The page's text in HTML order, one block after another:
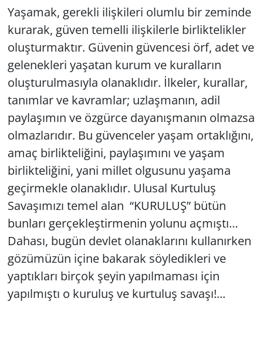
Yaşamak, gerekli ilişkileri olumlu bir zeminde
kurarak, güven temelli ilişkilerle birliktelikler
oluşturmaktır. Güvenin güvencesi örf, adet ve
gelenekleri yaşatan kurum ve kuralların
oluşturulmasıyla olanaklıdır. İlkeler, kurallar,
tanımlar ve kavramlar; uzlaşmanın, adil
paylaşımın ve özgürce dayanışmanın olmazsa
olmazlarıdır. Bu güvenceler yaşam ortaklığını,
amaç birlikteliğini, paylaşımını ve yaşam
birlikteliğini, yani millet olgusunu yaşama
geçirmekle olanaklıdır. Ulusal Kurtuluş
Savaşımızı temel alan “KURULUŞ” bütün
bunları gerçekleştirmenin yolunu açmıştı…
Dahası, bugün devlet olanaklarını kullanırken
gözümüzün içine bakarak söyledikleri ve
yaptıkları birçok şeyin yapılmaması için
yapılmıştı o kuruluş ve kurtuluş savaşı!...